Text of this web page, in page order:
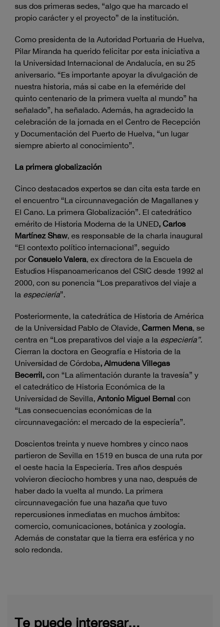
sus dos primeras sedes, “algo que ha marcado el
propio carácter y el proyecto” de la institución.
Como presidenta de la Autoridad Portuaria de Huelva,
Pilar Miranda ha querido felicitar por esta iniciativa a
la Universidad Internacional de Andalucía, en su 25
aniversario. “Es importante apoyar la divulgación de
nuestra historia, más si cabe en la efeméride del
quinto centenario de la primera vuelta al mundo” ha
señalado”, ha señalado. Además, ha agradecido la
celebración de la jornada en el Centro de Recepción
y Documentación del Puerto de Huelva, “un lugar
siempre abierto al conocimiento”.
La primera globalización
Cinco destacados expertos se dan cita esta tarde en
el encuentro “La circunnavegación de Magallanes y
El Cano. La primera Globalización”. El catedrático
emérito de Historia Moderna de la UNED, Carlos
Martínez Shaw, es responsable de la charla inaugural
“El contexto político internacional”, seguido
porConsuelo Valera, ex directora de la Escuela de
Estudios Hispanoamericanos del CSIC desde 1992 al
2000, con su ponencia “Los preparativos del viaje a
la especiería”.
Posteriormente, la catedrática de Historia de América
de la Universidad Pablo de Olavide, Carmen Mena, se
centra en “Los preparativos del viaje a la especiería”.
Cierran la doctora en Geografía e Historia de la
Universidad de Córdoba, Almudena Villegas
Becerril, con “La alimentación durante la travesía” y
el catedrático de Historia Económica de la
Universidad de Sevilla, Antonio Miguel Bernal con
“Las consecuencias económicas de la
circunnavegación: el mercado de la especiería”.
Doscientos treinta y nueve hombres y cinco naos
partieron de Sevilla en 1519 en busca de una ruta por
el oeste hacia la Especiería. Tres años después
volvieron dieciocho hombres y una nao, después de
haber dado la vuelta al mundo. La primera
circunnavegación fue una hazaña que tuvo
repercusiones inmediatas en muchos ámbitos:
comercio, comunicaciones, botánica y zoología.
Además de constatar que la tierra era esférica y no
solo redonda.
Te puede interesar...